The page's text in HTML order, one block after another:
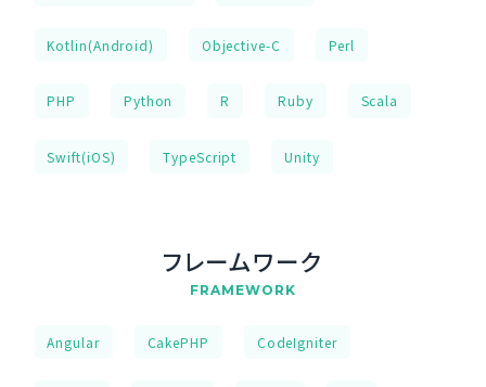
Kotlin(Android) Objective-C Perl
PHP Python R Ruby Scala
Swift(iOS) TypeScript Unity
フレームワーク
FRAMEWORK
Angular CakePHP CodeIgniter